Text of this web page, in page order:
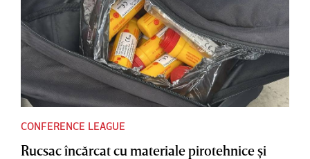
CONFERENCE LEAGUE
Rucsac încărcat cu materiale pirotehnice şi